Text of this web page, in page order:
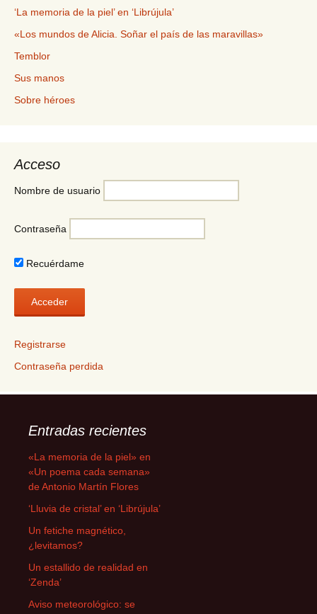
‘La memoria de la piel’ en ‘Librújula’
«Los mundos de Alicia. Soñar el país de las maravillas»
Temblor
Sus manos
Sobre héroes
Acceso
Nombre de usuario
Contraseña
Recuérdame
Registrarse
Contraseña perdida
Entradas recientes
«La memoria de la piel» en
«Un poema cada semana»
de Antonio Martín Flores
‘Lluvia de cristal’ en ‘Librújula’
Un fetiche magnético,
¿levitamos?
Un estallido de realidad en
‘Zenda’
Aviso meteorológico: se